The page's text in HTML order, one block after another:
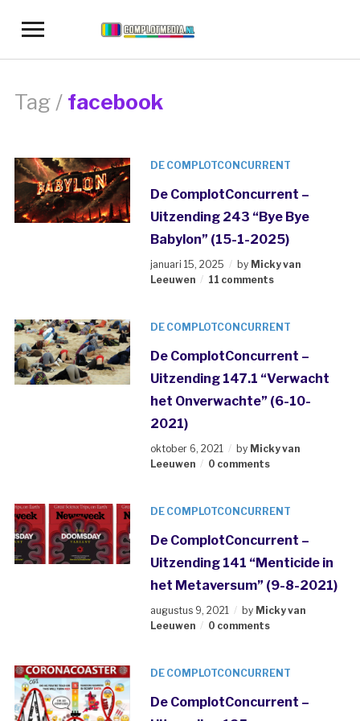
Toggle
navigation
Tag / facebook
DE COMPLOTCONCURRENT
De ComplotConcurrent –
Uitzending 243 “Bye Bye
Babylon” (15-1-2025)
januari 15, 2025 by Micky van
Leeuwen
11 comments
DE COMPLOTCONCURRENT
De ComplotConcurrent –
Uitzending 147.1 “Verwacht
het Onverwachte” (6-10-
2021)
oktober 6, 2021 by Micky van
Leeuwen
0 comments
DE COMPLOTCONCURRENT
De ComplotConcurrent –
Uitzending 141 “Menticide in
het Metaversum” (9-8-2021)
augustus 9, 2021 by Micky van
Leeuwen
0 comments
DE COMPLOTCONCURRENT
De ComplotConcurrent –